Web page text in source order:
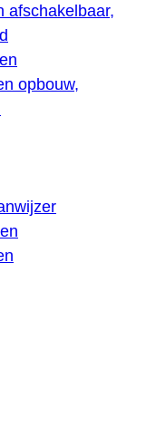
afschakelbaar,
opbouw,